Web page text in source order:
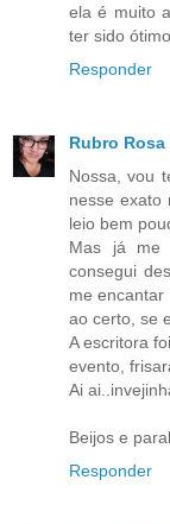
ela é muito
ter sido
Responder
Rubro Rosa
Nossa, vou
nesse exato
leio bem
Mas já me
consegui
me
ao certo, se
A escritora
evento,
Ai
Beijos e
Responder